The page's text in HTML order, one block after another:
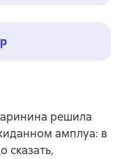
решила
амплуа: в
сказать,